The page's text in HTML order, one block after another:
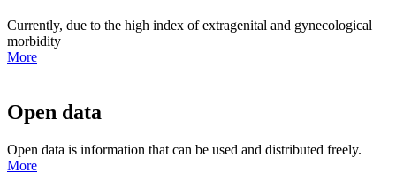
Currently, due to the high index of extragenital and gynecological
morbidity
More
Open data
Open data is information that can be used and distributed freely.
More